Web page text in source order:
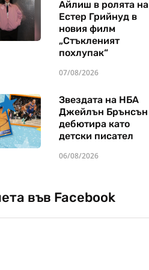
Айлиш в ролята на
Естер Грийнуд в
новия филм
„Стъкленият
похлупак“
07/08/2026
Звездата на НБА
Джейлън Брънсън
дебютира като
детски писател
06/08/2026
във Facebook